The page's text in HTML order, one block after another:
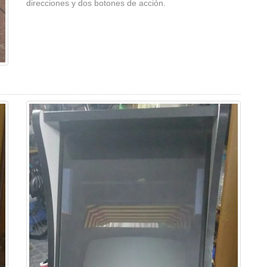
direcciones y dos botones de acción.